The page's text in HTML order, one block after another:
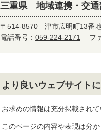
三重県 地域連携・交
〒514-8570 津市広明町13番
電話番号： 059-224-2171 フ
より良いウェブサイト
お求めの情報は充分掲載され
このページの内容や表現は分